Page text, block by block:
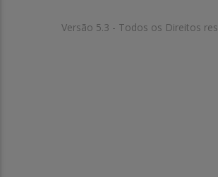
Versão 5.3 - Todos os Direitos